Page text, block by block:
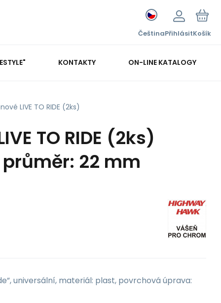
ČeštinaPřihlásitKošík
KONTAKTY ON-LINE KATALOGY
LIVE TO RIDE (2ks)
TO RIDE (2ks)
22 mm
universální, materiál: plast, povrchová úprava: